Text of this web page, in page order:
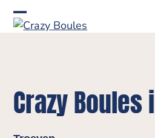
Skip
Open
Close
Crazy Boules